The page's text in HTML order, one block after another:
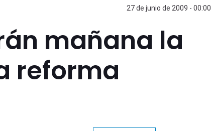
27 de junio de 2009 - 00:00
mañana la
reforma